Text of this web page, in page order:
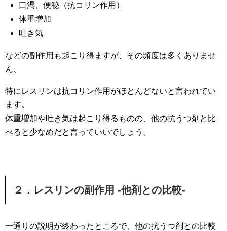
口渇、便秘（抗コリン作用）
体重増加
吐き気
などの副作用も起こり得ますが、その頻度は多くありませ
ん、
特にレスリンは抗コリン作用がほとんどないと言われてい
ます。
体重増加や吐き気は起こり得るものの、他の抗うつ剤と比
べると少なめだと言っていいでしょう。
２．レスリンの副作用 -他剤との比較-
一通りの説明が終わったところで、他の抗うつ剤との比較